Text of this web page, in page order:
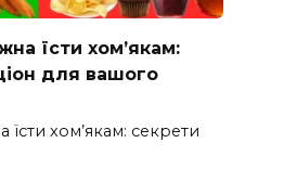
їсти хом’якам:
для вашого
хом’якам: секрети